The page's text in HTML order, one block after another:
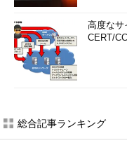
高度なサ
CERT/
総合記事ランキング